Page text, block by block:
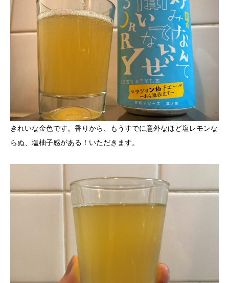
きれいな金色です。香りから、もうすでに意外なほど塩レモンな
らぬ、塩柚子感がある！いただきます。